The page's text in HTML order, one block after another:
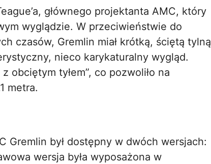
głównego projektanta AMC, który
wyglądzie. W przeciwieństwie do
czasów, Gremlin miał krótką, ściętą tylną
nieco karykaturalny wygląd.
obciętym tyłem”, co pozwoliło na
metra.
Gremlin był dostępny w dwóch wersjach:
wersja była wyposażona w